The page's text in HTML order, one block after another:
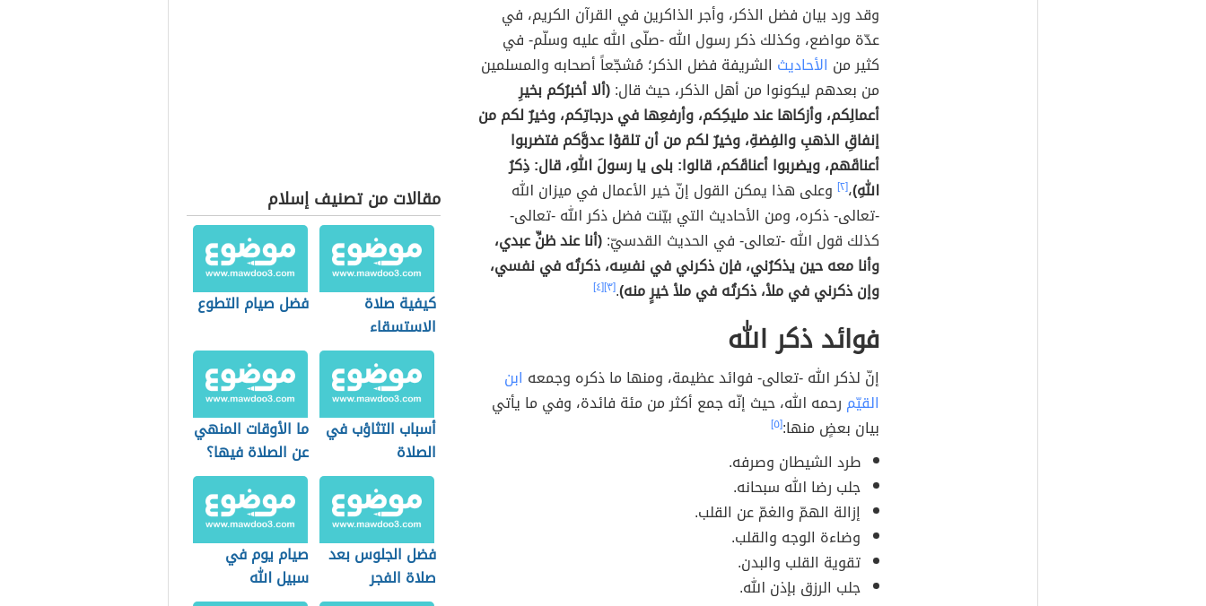
وقد ورد بيان فضل الذكر، وأجر الذاكرين في القرآن الكريم، في
عدّة مواضع، وكذلك ذكر رسول الله -صلّى الله عليه وسلّم- في
كثير من الأحاديث الشريفة فضل الذكر؛ مُشجّعاً أصحابه والمسلمين
من بعدهم ليكونوا من أهل الذكر، حيث قال:(ألا أخبرُكم بخيرِ
أعمالِكم، وأزكاها عند مليكِكم، وأرفعِها في درجاتِكم، وخيرٌ لكم من
إنفاقِ الذهبِ والفِضةِ، وخيرٌ لكم من أن تلقوْا عدوَّكم فتضربوا
أعناقَهم، ويضربوا أعناقَكم، قالوا: بلى يا رسولَ اللهِ، قال: ذِكرُ
اللهِ)،[٢]
وعلى هذا يمكن القول إنّ خير الأعمال في ميزان الله
-تعالى- ذكره، ومن الأحاديث التي بيّنت فضل ذكر الله -تعالى-
كذلك قول الله -تعالى- في الحديث القدسيّ:(أنا عند ظنِّ عبدي،
وأنا معه حين يذكرُني، فإن ذكرني في نفسِه، ذكرتُه في نفسي،
وإن ذكرني في ملأ، ذكرتُه في ملأ خيرٍ منه).[٣] [٤]
فوائد ذكر الله
إنّ لذكر الله -تعالى- فوائد عظيمة، ومنها ما ذكره وجمعه ابن
القيّم رحمه الله، حيث إنّه جمع أكثر من مئة فائدة، وفي ما يأتي
بيان بعضٍ منها:[٥]
طرد الشيطان وصرفه.
جلب رضا الله سبحانه.
إزالة الهمّ والغمّ عن القلب.
وضاءة الوجه والقلب.
تقوية القلب والبدن.
جلب الرزق بإذن الله.
مقالات من تصنيف إسلام
كيفية صلاة
الاستسقاء
فضل صيام التطوع
أسباب التثاؤب في
الصلاة
ما الأوقات المنهي
عن الصلاة فيها؟
فضل الجلوس بعد
صلاة الفجر
صيام يوم في
سبيل الله